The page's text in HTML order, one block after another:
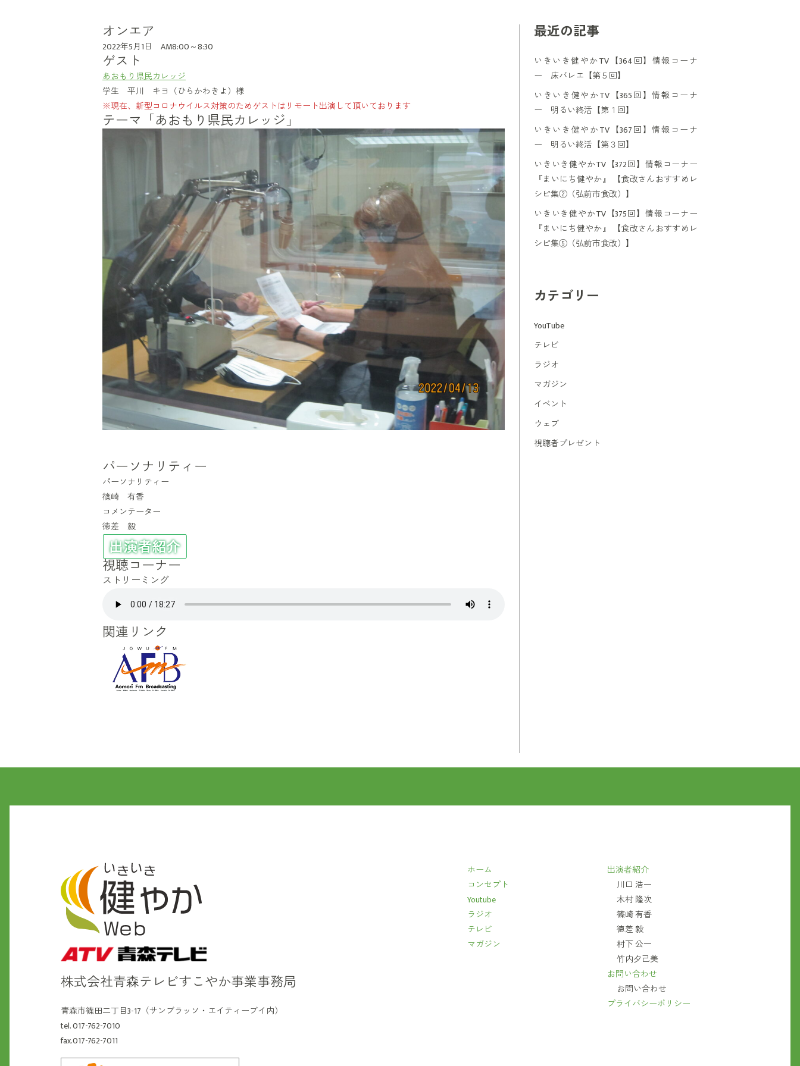
オンエア
2022年5月1日 AM8:00～8:30
ゲスト
あおもり県民カレッジ
学生 平川 キヨ（ひらかわきよ）様
※現在、新型コロナウイルス対策のためゲストはリモート出演して頂いております
テーマ「あおもり県民カレッジ」
パーソナリティー
パーソナリティー
篠崎 有香
コメンテーター
徳差 毅
視聴コーナー
ストリーミング
関連リンク
最近の記事
いきいき健やかTV【364回】情報コーナ
ー 床バレエ【第５回】
いきいき健やかTV【365回】情報コーナ
ー 明るい終活【第１回】
いきいき健やかTV【367回】情報コーナ
ー 明るい終活【第３回】
いきいき健やかTV【372回】情報コーナー
『まいにち健やか』 【食改さんおすすめレ
シピ集②（弘前市食改）】
いきいき健やかTV【375回】情報コーナー
『まいにち健やか』 【食改さんおすすめレ
シピ集⑤（弘前市食改）】
カテゴリー
YouTube
テレビ
ラジオ
マガジン
イベント
ウェブ
視聴者プレゼント
株式会社青森テレビすこやか事業事務局
青森市篠田二丁目3-17（サンブラッソ・エイティーブイ内）
tel. 017-762-7010
fax.017-762-7011
ホーム
コンセプト
Youtube
ラジオ
テレビ
マガジン
出演者紹介
川口 浩一
木村 隆次
篠崎 有香
徳差 毅
村下 公一
竹内夕己美
お問い合わせ
お問い合わせ
プライバシーポリシー